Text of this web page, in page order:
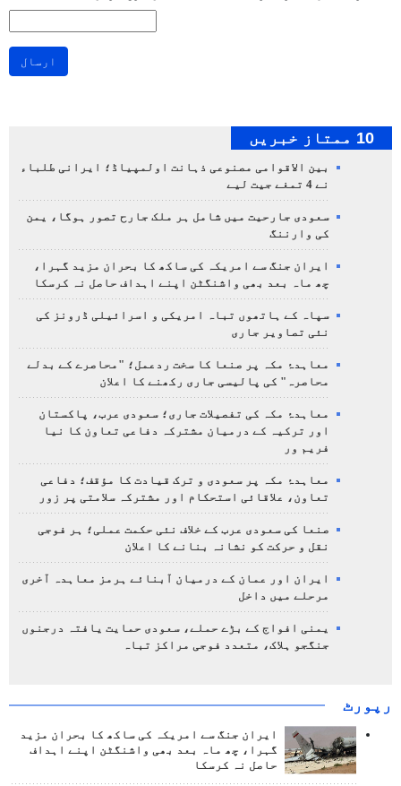
ارسال
10 ممتاز خبریں
بین الاقوامی مصنوعی ذہانت اولمپیاڈ؛ ایرانی طلباء
نے 4 تمغے جیت لیے
سعودی جارحیت میں شامل ہر ملک جارح تصور ہوگا، یمن
کی وارننگ
ایران جنگ سے امریکہ کی ساکھ کا بحران مزید گہرا،
چھ ماہ بعد بھی واشنگٹن اپنے اہداف حاصل نہ کرسکا
سپاہ کے ہاتھوں تباہ امریکی و اسرائیلی ڈرونز کی
نئی تصاویر جاری
معاہدۂ مکہ پر صنعا کا سخت ردعمل؛ "محاصرے کے بدلے
محاصرہ" کی پالیسی جاری رکھنے کا اعلان
معاہدۂ مکہ کی تفصیلات جاری؛ سعودی عرب، پاکستان
اور ترکیہ کے درمیان مشترکہ دفاعی تعاون کا نیا
فریم ور
معاہدۂ مکہ پر سعودی و ترک قیادت کا مؤقف؛ دفاعی
تعاون، علاقائی استحکام اور مشترکہ سلامتی پر زور
صنعا کی سعودی عرب کے خلاف نئی حکمت عملی؛ ہر فوجی
نقل و حرکت کو نشانہ بنانے کا اعلان
ایران اور عمان کے درمیان آبنائے ہرمز معاہدہ آخری
مرحلے میں داخل
یمنی افواج کے بڑے حملے، سعودی حمایت یافتہ درجنوں
جنگجو ہلاک، متعدد فوجی مراکز تباہ
رپورٹ
ایران جنگ سے امریکہ کی ساکھ کا بحران مزید
گہرا، چھ ماہ بعد بھی واشنگٹن اپنے اہداف
حاصل نہ کرسکا